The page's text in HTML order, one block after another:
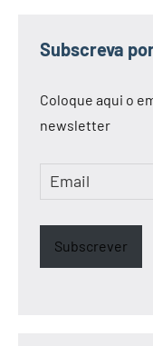
Subscreva
Coloque aqui o
newsletter
Email
Subscrever